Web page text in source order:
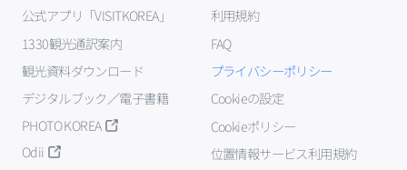
公式アプリ「VISITKOREA」
1330観光通訳案内
観光資料ダウンロード
デジタルブック／電子書籍
PHOTO KOREA
Odii
利用規約
FAQ
プライバシーポリシー
Cookieの設定
Cookieポリシー
位置情報サービス利用規約